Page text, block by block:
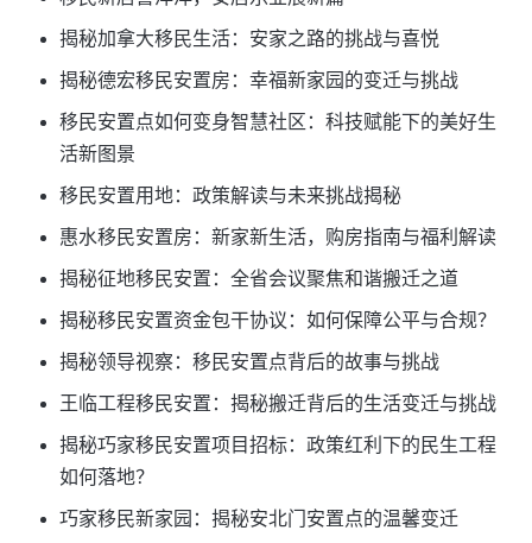
揭秘加拿大移民生活：安家之路的挑战与喜悦
揭秘德宏移民安置房：幸福新家园的变迁与挑战
移民安置点如何变身智慧社区：科技赋能下的美好生
活新图景
移民安置用地：政策解读与未来挑战揭秘
惠水移民安置房：新家新生活，购房指南与福利解读
揭秘征地移民安置：全省会议聚焦和谐搬迁之道
揭秘移民安置资金包干协议：如何保障公平与合规？
揭秘领导视察：移民安置点背后的故事与挑战
王临工程移民安置：揭秘搬迁背后的生活变迁与挑战
揭秘巧家移民安置项目招标：政策红利下的民生工程
如何落地？
巧家移民新家园：揭秘安北门安置点的温馨变迁